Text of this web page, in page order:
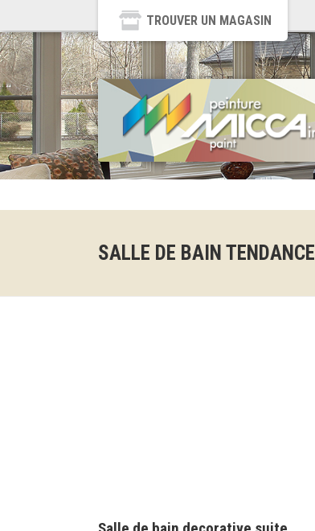
TROUVER UN MAGASIN
SALLE DE BAIN TENDANCE